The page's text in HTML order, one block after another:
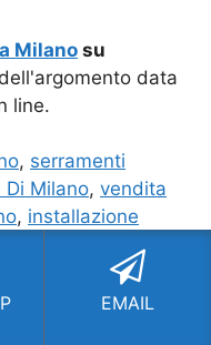
Milanosu
data
line.
, serramenti
Di Milano, vendita
, installazione
serramenti
veka
EMAIL